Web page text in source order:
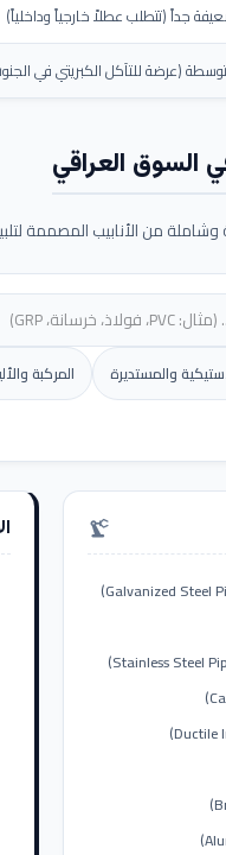
جداً (تتطلب عطلاً خارجياً وداخلياً)
(عرضة للتآكل الكبريتي في
السوق العراقي
من الأنابيب المصممة
والمستديرة المركبة
precision_manufacturing